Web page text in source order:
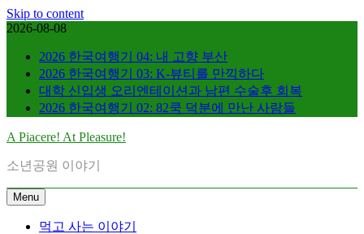
Skip to content
2026-08-08
2026 한국여행기 04: 내 고향 부산
2026 한국여행기 03: K-뷰티를 만끽하다
대학 신입생 오리엔테이션과 남편 수술후 회복
2026 한국여행기 02: 82쿡 덕분에 만난 사람들
A Piacere! At Pleasure!
소년공원 이야기
Menu
먹고 사는 이야기